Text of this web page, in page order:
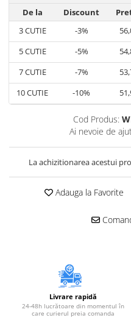
De la
Discount
3CUTIE -3%
5CUTIE -5%
7CUTIE -7%
10CUTIE -10%
Cod Produs:
Ai nevoie de
La achizitionarea acestui
Adauga la Favorite
Livrare rapidă
24-48h lucrătoare din momentul în
care curierul preia comanda